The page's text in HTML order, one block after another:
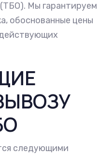
Мы гарантируем
обоснованные цены
следующими